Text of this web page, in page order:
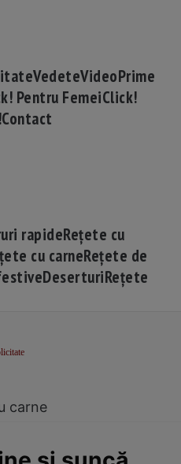
VedeteVideoPrime
Pentru FemeiClick!
Contact
rapideRețete cu
cu carneRețete de
DeserturiRețete
carne